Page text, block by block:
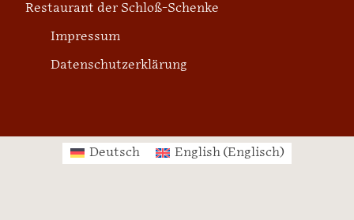
Restaurant der Schloß-Schenke
Impressum
Datenschutzerklärung
Deutsch English (Englisch)